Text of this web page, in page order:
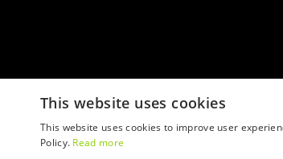
This website uses cookies
This website uses cookies to improve user
Policy. Read more